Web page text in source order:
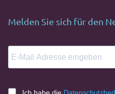
Melden Sie sich für den